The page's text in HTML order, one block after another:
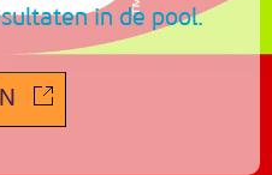
in de pool.